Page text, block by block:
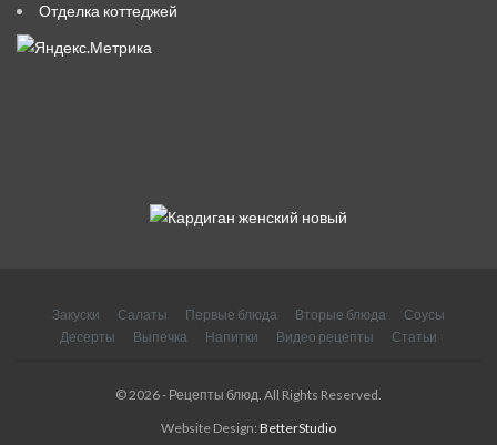
Отделка коттеджей
Закуски Салаты Первые блюда Вторые блюда
Соусы
Десерты
Выпечка Напитки Видео рецепты Статьи
© 2026 - Рецепты блюд. All Rights Reserved.
Website Design: BetterStudio